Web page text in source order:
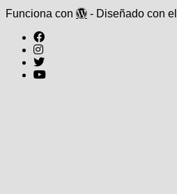
Funciona con
- Diseñado con el